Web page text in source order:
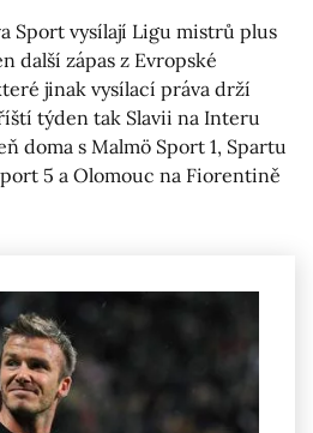
Sport vysílají Ligu mistrů plus
další zápas z Evropské
jinak vysílací práva drží
týden tak Slavii na Interu
doma s Malmö Sport 1, Spartu
5 a Olomouc na Fiorentině